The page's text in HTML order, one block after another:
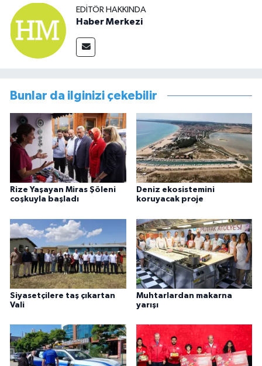
EDITÖR HAKKINDA
Haber Merkezi
Bunlar da ilginizi çekebilir
Rize Yaşayan Miras Şöleni
coşkuyla başladı
Deniz ekosistemini
koruyacak proje
Siyasetçilere taş çıkartan
Vali
Muhtarlardan makarna
yarışı